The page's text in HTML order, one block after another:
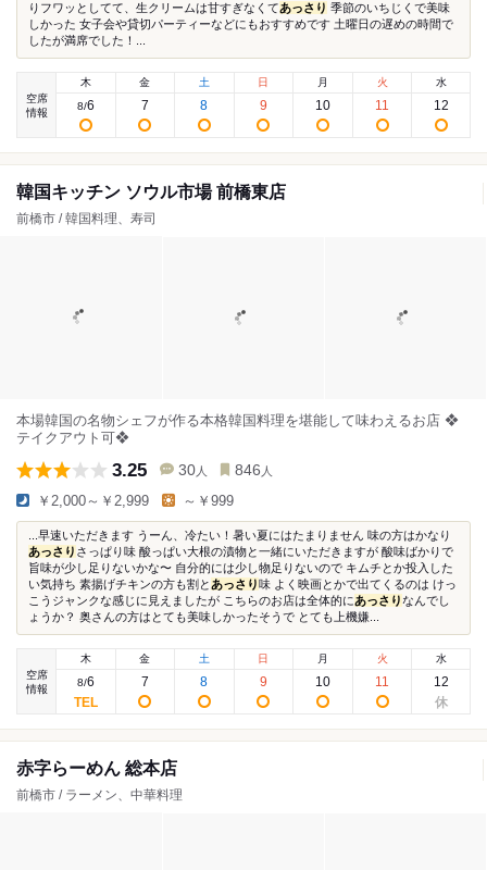
りフワッとしてて、生クリームは甘すぎなくてあっさり 季節のいちじくで美味
しかった 女子会や貸切パーティーなどにもおすすめです 土曜日の遅めの時間で
したが満席でした！...
空席
情報
木
8/6
金
7
土
8
日
9
月
10
火
11
水
12
韓国キッチン ソウル市場 前橋東店
前橋市 / 韓国料理、寿司
本場韓国の名物シェフが作る本格韓国料理を堪能して味わえるお店 ❖
テイクアウト可❖
3.25 30 人 846 人
￥2,000～￥2,999 ～￥999
...早速いただきます うーん、冷たい！暑い夏にはたまりません 味の方はかなり
あっさり さっぱり味 酸っぱい大根の漬物と一緒にいただきますが 酸味ばかりで
旨味が少し足りないかな〜 自分的には少し物足りないので キムチとか投入した
い気持ち 素揚げチキンの方も割と あっさり 味 よく映画とかで出てくるのは けっ
こうジャンクな感じに見えましたが こちらのお店は全体的にあっさりなんでし
ょうか？ 奥さんの方はとても美味しかったそうで とても上機嫌...
空席
情報
木
8/6
金
7
土
8
日
9
月
10
火
11
水
12
赤字らーめん 総本店
前橋市 / ラーメン、中華料理